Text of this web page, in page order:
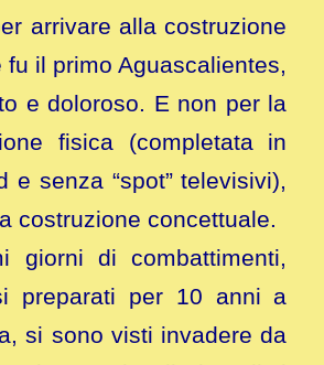
arrivare alla costruzione
fu il primo Aguascalientes,
e doloroso. E non per la
fisica (completata in
e senza “spot” televisivi),
costruzione concettuale.
giorni di combattimenti,
preparati per 10 anni a
si sono visti invadere da